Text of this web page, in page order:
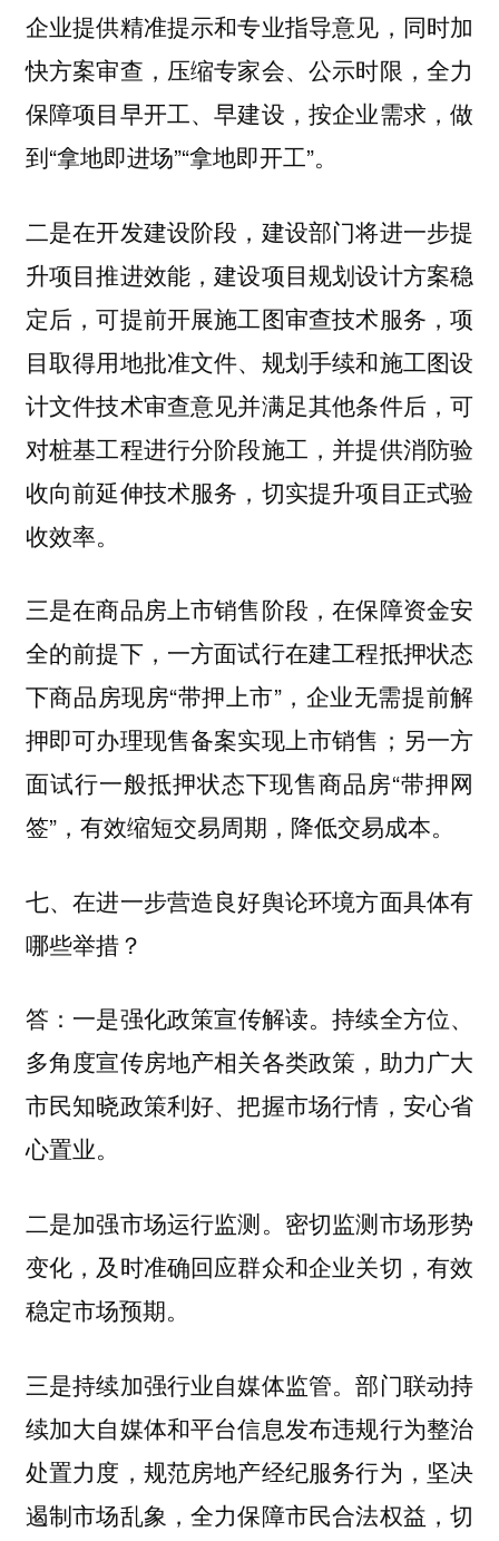
企业提供精准提示和专业指导意见，同时加
快方案审查，压缩专家会、公示时限，全力
保障项目早开工、早建设，按企业需求，做
到“拿地即进场”“拿地即开工”。
二是在开发建设阶段，建设部门将进一步提
升项目推进效能，建设项目规划设计方案稳
定后，可提前开展施工图审查技术服务，项
目取得用地批准文件、规划手续和施工图设
计文件技术审查意见并满足其他条件后，可
对桩基工程进行分阶段施工，并提供消防验
收向前延伸技术服务，切实提升项目正式验
收效率。
三是在商品房上市销售阶段，在保障资金安
全的前提下，一方面试行在建工程抵押状态
下商品房现房“带押上市”，企业无需提前解
押即可办理现售备案实现上市销售；另一方
面试行一般抵押状态下现售商品房“带押网
签”，有效缩短交易周期，降低交易成本。
七、在进一步营造良好舆论环境方面具体有
哪些举措？
答： 一是强化政策宣传解读。持续全方位、
多角度宣传房地产相关各类政策，助力广大
市民知晓政策利好、把握市场行情，安心省
心置业。
二是加强市场运行监测。密切监测市场形势
变化，及时准确回应群众和企业关切，有效
稳定市场预期。
三是持续加强行业自媒体监管。部门联动持
续加大自媒体和平台信息发布违规行为整治
处置力度，规范房地产经纪服务行为，坚决
遏制市场乱象，全力保障市民合法权益，切